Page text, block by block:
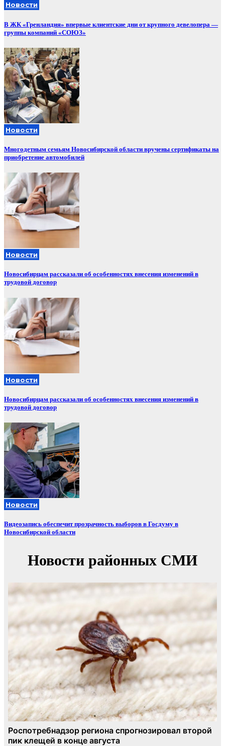
Новости
В ЖК «Гренландия» впервые клиентские дни от крупного девелопера —
группы компаний «СОЮЗ»
Новости
Многодетным семьям Новосибирской области вручены сертификаты на
приобретение автомобилей
Новости
Новосибирцам рассказали об особенностях внесения изменений в
трудовой договор
Новости
Новосибирцам рассказали об особенностях внесения изменений в
трудовой договор
Новости
Видеозапись обеспечит прозрачность выборов в Госдуму в
Новосибирской области